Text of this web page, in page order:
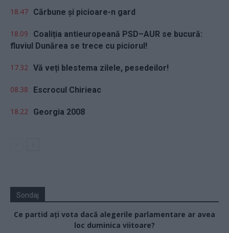
18.47 Cărbune și picioare-n gard
18.09
Coaliția antieuropeană PSD–AUR se bucură:
fluviul Dunărea se trece cu piciorul!
17.32 Vă veți blestema zilele, pesedeilor!
08.38 Escrocul Chirieac
18.22 Georgia 2008
Sondaj
Ce partid ați vota dacă alegerile parlamentare ar avea
loc duminica viitoare?